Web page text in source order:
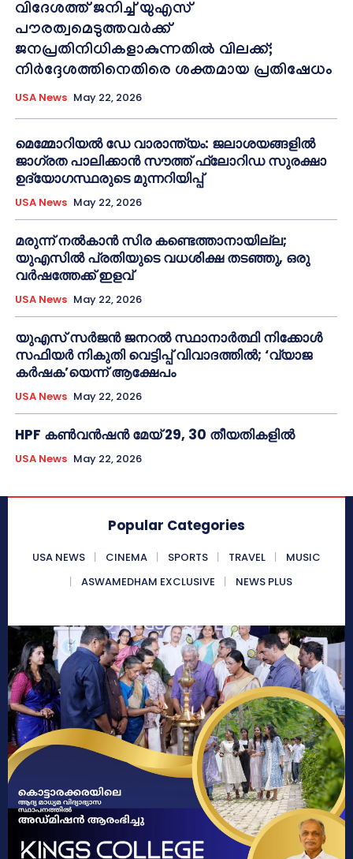
വിദേശത്ത് ജനിച്ച് യുഎസ്
പൗരത്വമെടുത്തവർക്ക്
ജനപ്രതിനിധികളാകുന്നതിൽ വിലക്ക്;
നിർദ്ദേശത്തിനെതിരെ ശക്തമായ പ്രതിഷേധം
USA News May 22, 2026
മെമ്മോറിയൽ ഡേ വാരാന്ത്യം: ജലാശയങ്ങളിൽ
ജാഗ്രത പാലിക്കാൻ സൗത്ത് ഫ്ലോറിഡ സുരക്ഷാ
ഉദ്യോഗസ്ഥരുടെ മുന്നറിയിപ്പ്
USA News May 22, 2026
മരുന്ന് നൽകാൻ സിര കണ്ടെത്താനായില്ല;
യുഎസിൽ പ്രതിയുടെ വധശിക്ഷ തടഞ്ഞു, ഒരു
വർഷത്തേക്ക് ഇളവ്
USA News May 22, 2026
യുഎസ് സർജൻ ജനറൽ സ്ഥാനാർത്ഥി നിക്കോൾ
സഫിയർ നികുതി വെട്ടിപ്പ് വിവാദത്തിൽ; ‘വ്യാജ
കർഷക’യെന്ന് ആക്ഷേപം
USA News May 22, 2026
HPF കൺവൻഷൻ മേയ് 29, 30 തീയതികളിൽ
USA News May 22, 2026
Popular Categories
USA NEWS CINEMA SPORTS TRAVEL
MUSIC
ASWAMEDHAM EXCLUSIVE
NEWS PLUS